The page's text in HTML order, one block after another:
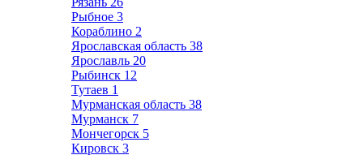
Рыбное 3
Кораблино 2
Ярославская область 38
Ярославль 20
Рыбинск 12
Тутаев 1
Мурманская область 38
Мурманск 7
Мончегорск 5
Кировск 3